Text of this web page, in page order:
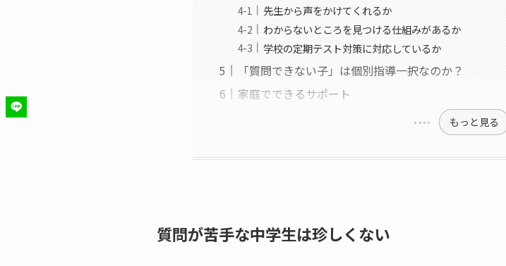
先生から声をかけてくれるか
わからないところを見つける仕組みがあるか
学校の定期テスト対策に対応しているか
「質問できない子」は個別指導一択なのか？
家庭でできるサポート
もっと見る
質問が苦手な中学生は珍しくない